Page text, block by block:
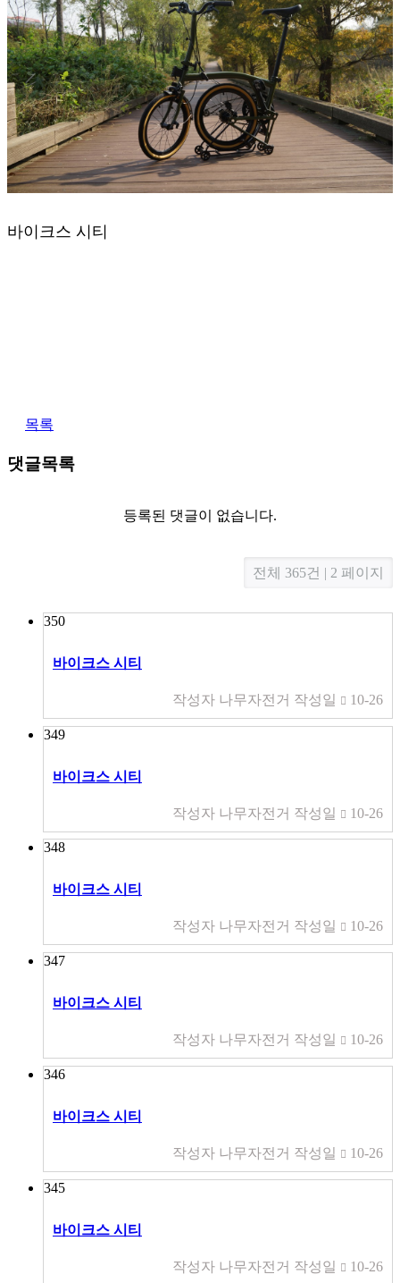
바이크스 시티
목록
댓글목록
등록된 댓글이 없습니다.
전체 365건 | 2 페이지
350
바이크스 시티
작성자 나무자전거 작성일 10-26
349
바이크스 시티
작성자 나무자전거 작성일 10-26
348
바이크스 시티
작성자 나무자전거 작성일 10-26
347
바이크스 시티
작성자 나무자전거 작성일 10-26
346
바이크스 시티
작성자 나무자전거 작성일 10-26
345
바이크스 시티
작성자 나무자전거 작성일 10-26